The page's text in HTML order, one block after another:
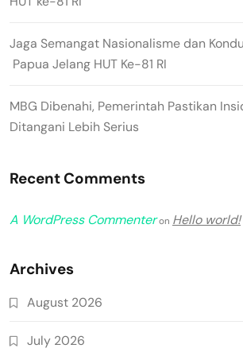
Jaga Semangat Nasionalisme dan
Papua Jelang HUT Ke-81 RI
MBG Dibenahi, Pemerintah Pastikan
Ditangani Lebih Serius
Recent Comments
A WordPress Commenteron Hello world!
Archives
August 2026
July 2026